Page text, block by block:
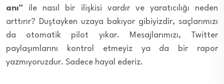
anı” ile nasıl bir ilişkisi vardır ve yaratıcılığı neden
arttırır? Duştayken uzaya bakıyor gibiyizdir, saçlarımızı
da otomatik pilot yıkar. Mesajlarımızı, Twitter
paylaşımlarını kontrol etmeyiz ya da bir rapor
yazmıyoruzdur. Sadece hayal ederiz.